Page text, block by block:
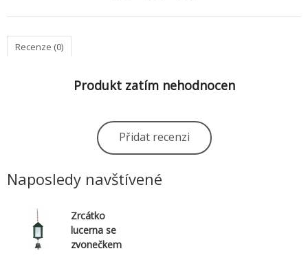
Recenze (0)
Produkt zatím nehodnocen
Přidat recenzi
Naposledy navštívené
Zrcátko
lucerna se
zvonečkem